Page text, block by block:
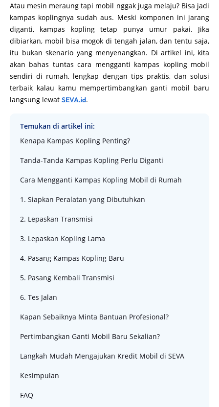
Atau mesin meraung tapi mobil nggak juga melaju? Bisa jadi
kampas koplingnya sudah aus. Meski komponen ini jarang
diganti, kampas kopling tetap punya umur pakai. Jika
dibiarkan, mobil bisa mogok di tengah jalan, dan tentu saja,
itu bukan skenario yang menyenangkan. Di artikel ini, kita
akan bahas tuntas cara mengganti kampas kopling mobil
sendiri di rumah, lengkap dengan tips praktis, dan solusi
terbaik kalau kamu mempertimbangkan ganti mobil baru
langsung lewat SEVA.id.
Temukan di artikel ini:
Kenapa Kampas Kopling Penting?
Tanda-Tanda Kampas Kopling Perlu Diganti
Cara Mengganti Kampas Kopling Mobil di Rumah
1. Siapkan Peralatan yang Dibutuhkan
2. Lepaskan Transmisi
3. Lepaskan Kopling Lama
4. Pasang Kampas Kopling Baru
5. Pasang Kembali Transmisi
6. Tes Jalan
Kapan Sebaiknya Minta Bantuan Profesional?
Pertimbangkan Ganti Mobil Baru Sekalian?
Langkah Mudah Mengajukan Kredit Mobil di SEVA
Kesimpulan
FAQ